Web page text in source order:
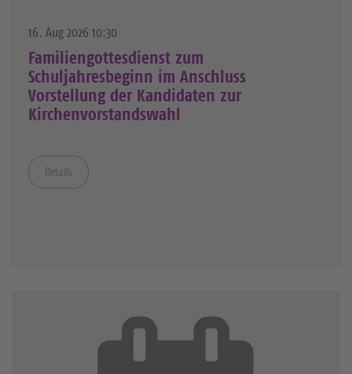
16. Aug 2026 10:30
Familiengottesdienst zum
Schuljahresbeginn im Anschluss
Vorstellung der Kandidaten zur
Kirchenvorstandswahl
Details